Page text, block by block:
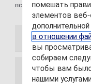
повышения класса на
Условия и
помешать
элементов веб-
в отношении
вы
собираем
чтобы вам
нашими